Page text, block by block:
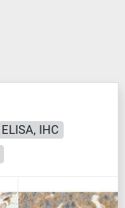
ELISA, IHC